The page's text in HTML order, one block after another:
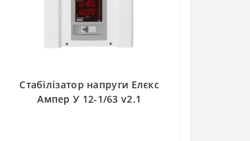
Стабілізатор напруги Елєкс
Ампер У 12-1/63 v2.1